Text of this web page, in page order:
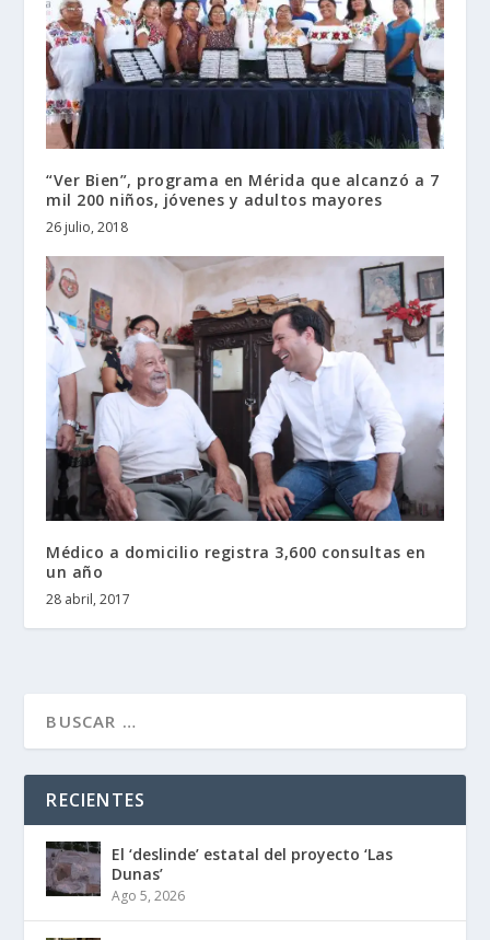
“Ver Bien”, programa en Mérida que alcanzó a 7
mil 200 niños, jóvenes y adultos mayores
26 julio, 2018
Médico a domicilio registra 3,600 consultas en
un año
28 abril, 2017
RECIENTES
El ‘deslinde’ estatal del proyecto ‘Las
Dunas’
Ago 5, 2026